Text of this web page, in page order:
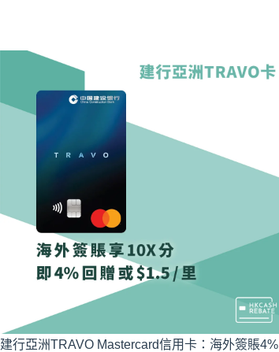
建行亞洲TRAVO Mastercard信用卡：海外簽賬4%